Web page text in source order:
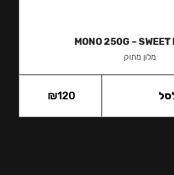
MONO 250G – SWEET
מלון מתוק
₪120